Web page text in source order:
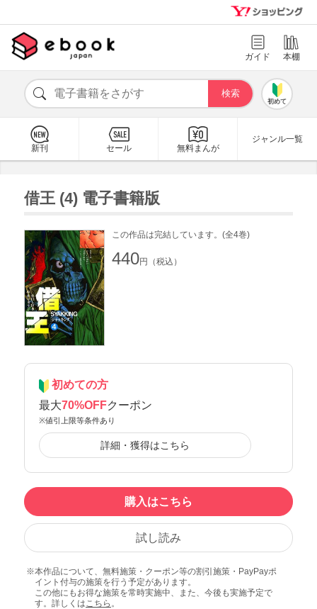
ガイド 本棚
初めて
新刊 セール 無料まんが
ジャンル一覧
借王 (4) 電子書籍版
この作品は完結しています。(全4巻)
440円（税込）
初めての方
最大70%OFFクーポン
※値引上限等条件あり
詳細・獲得はこちら
購入はこちら
試し読み
本作品について、無料施策・クーポン等の割引施策・PayPayポ
イント付与の施策を行う予定があります。
この他にもお得な施策を常時実施中、また、今後も実施予定で
す。詳しくは こちら 。